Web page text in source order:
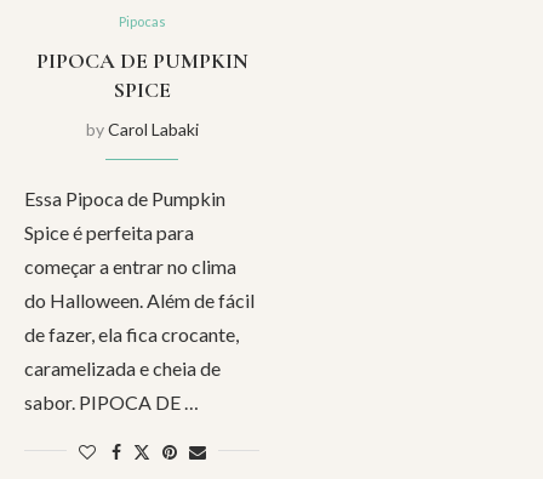
Pipocas
PIPOCA DE PUMPKIN
SPICE
byCarol Labaki
Essa Pipoca de Pumpkin
Spice é perfeita para
começar a entrar no clima
do Halloween. Além de fácil
de fazer, ela fica crocante,
caramelizada e cheia de
sabor. PIPOCA DE …